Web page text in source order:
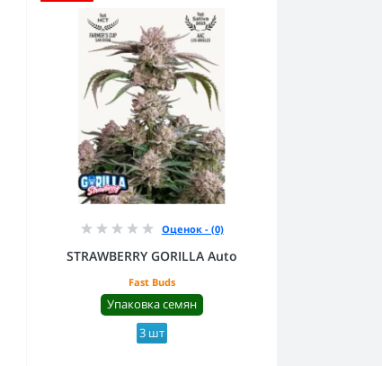
Оценок - (0)
STRAWBERRY GORILLA Auto
Fast Buds
Упаковка семян
3 шт